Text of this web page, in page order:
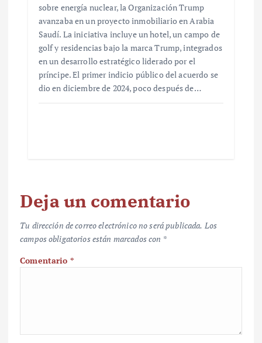
sobre energía nuclear, la Organización Trump
avanzaba en un proyecto inmobiliario en Arabia
Saudí. La iniciativa incluye un hotel, un campo de
golf y residencias bajo la marca Trump, integrados
en un desarrollo estratégico liderado por el
príncipe. El primer indicio público del acuerdo se
dio en diciembre de 2024, poco después de…
Deja un comentario
Tu dirección de correo electrónico no será publicada. Los
campos obligatorios están marcados con *
Comentario *